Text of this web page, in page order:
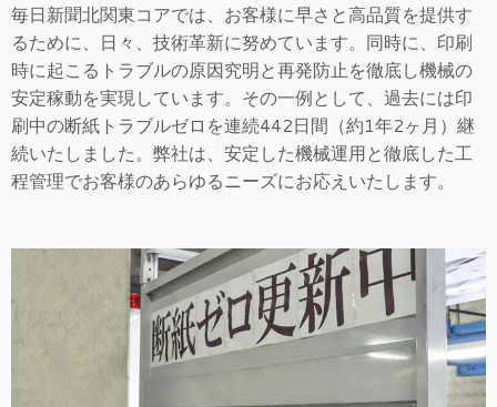
毎日新聞北関東コアでは、お客様に早さと高品質を提供す
るために、日々、技術革新に努めています。同時に、印刷
時に起こるトラブルの原因究明と再発防止を徹底し機械の
安定稼動を実現しています。その一例として、過去には印
刷中の断紙トラブルゼロを連続442日間（約1年2ヶ月）継
続いたしました。弊社は、安定した機械運用と徹底した工
程管理でお客様のあらゆるニーズにお応えいたします。